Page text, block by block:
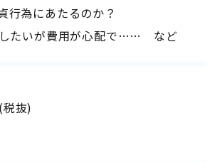
行為にあたるのか？
たいが費用が心配で…… など
抜)